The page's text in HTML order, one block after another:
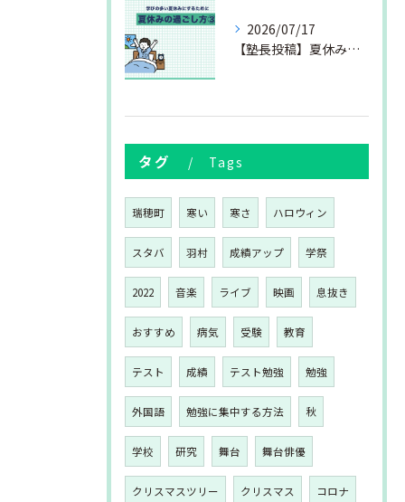
2026/07/17
【塾長投稿】夏休みの過ごし方③
タグ Tags
瑞穂町 寒い 寒さ ハロウィン
スタバ 羽村 成績アップ 学祭
2022 音楽 ライブ 映画 息抜き
おすすめ 病気 受験 教育
テスト 成績 テスト勉強 勉強
外国語 勉強に集中する方法 秋
学校 研究 舞台 舞台俳優
クリスマスツリー クリスマス コロナ